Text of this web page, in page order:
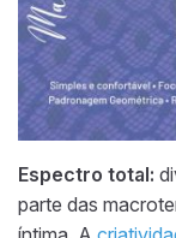
Espectro total:
parte das